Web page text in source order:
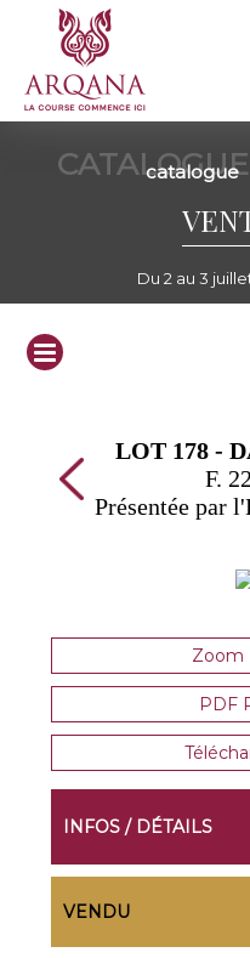
CATALOGUE
catalogue
Du 2 au 3
LOT 178 -
F.
Présentée par
Zoom
PDF
INFOS / DÉTAILS
VENDU